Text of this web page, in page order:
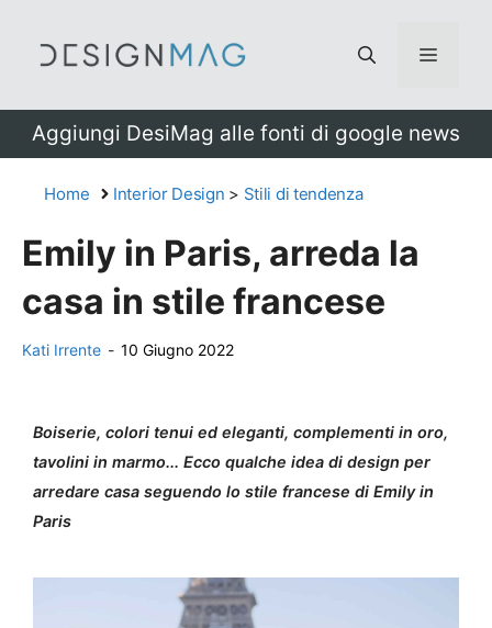
Menu
Aggiungi DesiMag alle fonti di google news
Home Interior Design > Stili di tendenza
Emily in Paris, arreda la
casa in stile francese
Kati Irrente - 10 Giugno 2022
Boiserie, colori tenui ed eleganti, complementi in oro,
tavolini in marmo... Ecco qualche idea di design per
arredare casa seguendo lo stile francese di Emily in
Paris